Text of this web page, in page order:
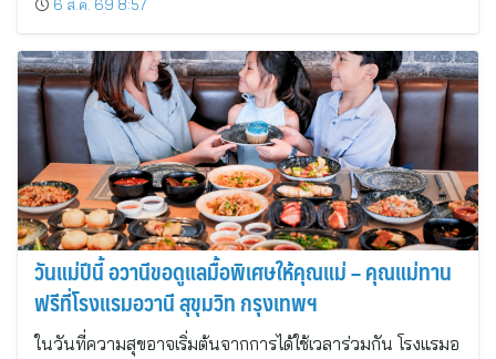
6 ส.ค. 69 8:57
วันแม่ปีนี้ อวานีขอดูแลมื้อพิเศษให้คุณแม่ – คุณแม่ทาน
ฟรีที่โรงแรมอวานี สุขุมวิท กรุงเทพฯ
ในวันที่ความสุขอาจเริ่มต้นจากการได้ใช้เวลาร่วมกัน โรงแรมอ